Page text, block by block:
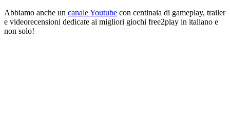
Abbiamo anche un canale Youtube con centinaia di gameplay, trailer
e videorecensioni dedicate ai migliori giochi free2play in italiano e
non solo!